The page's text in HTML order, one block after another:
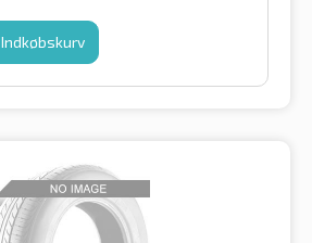
Indkøbskurv